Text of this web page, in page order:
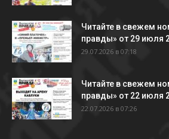
Читайте в свежем
правды» от 29 июля
29.07.2026 в 07:18
Читайте в свежем
правды» от 22 июля
22.07.2026 в 07:26